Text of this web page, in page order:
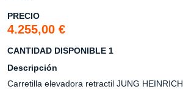
PRECIO
4.255,00 €
CANTIDAD DISPONIBLE 1
Descripción
Carretilla elevadora retractil JUNG HEINRICH.